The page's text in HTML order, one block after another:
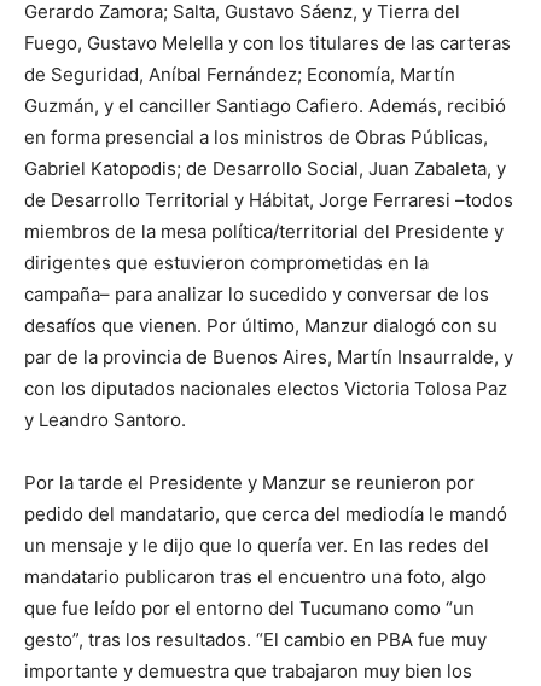
Gerardo Zamora; Salta, Gustavo Sáenz, y Tierra del
Fuego, Gustavo Melella y con los titulares de las carteras
de Seguridad, Aníbal Fernández; Economía, Martín
Guzmán, y el canciller Santiago Cafiero. Además, recibió
en forma presencial a los ministros de Obras Públicas,
Gabriel Katopodis; de Desarrollo Social, Juan Zabaleta, y
de Desarrollo Territorial y Hábitat, Jorge Ferraresi –todos
miembros de la mesa política/territorial del Presidente y
dirigentes que estuvieron comprometidas en la
campaña– para analizar lo sucedido y conversar de los
desafíos que vienen. Por último, Manzur dialogó con su
par de la provincia de Buenos Aires, Martín Insaurralde, y
con los diputados nacionales electos Victoria Tolosa Paz
y Leandro Santoro.
Por la tarde el Presidente y Manzur se reunieron por
pedido del mandatario, que cerca del mediodía le mandó
un mensaje y le dijo que lo quería ver. En las redes del
mandatario publicaron tras el encuentro una foto, algo
que fue leído por el entorno del Tucumano como “un
gesto”, tras los resultados. “El cambio en PBA fue muy
importante y demuestra que trabajaron muy bien los